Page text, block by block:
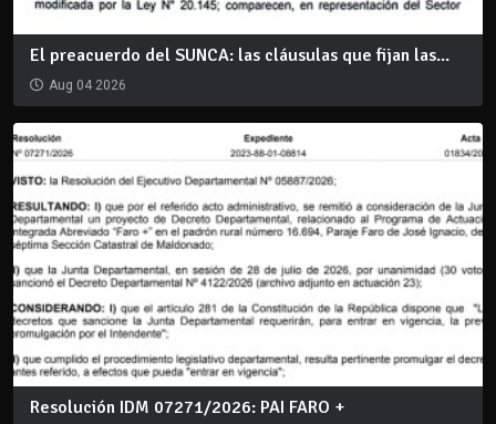
El preacuerdo del SUNCA: las cláusulas que fijan las...
Aug 04 2026
Resolución IDM 07271/2026: PAI FARO +